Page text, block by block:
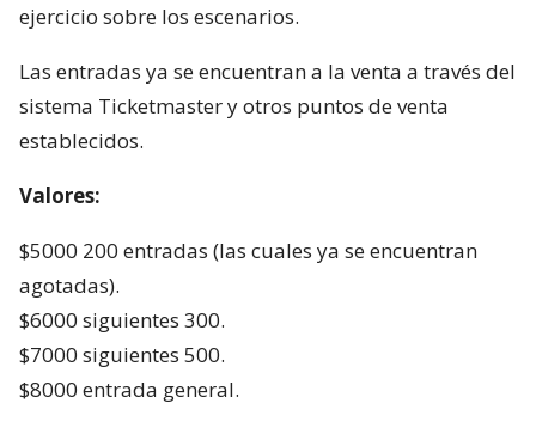
ejercicio sobre los escenarios.
Las entradas ya se encuentran a la venta a través del
sistema Ticketmaster y otros puntos de venta
establecidos.
Valores:
$5000 200 entradas (las cuales ya se encuentran
agotadas).
$6000 siguientes 300.
$7000 siguientes 500.
$8000 entrada general.